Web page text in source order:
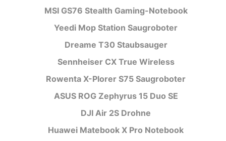
MSI GS76 Stealth Gaming-Notebook
Yeedi Mop Station Saugroboter
Dreame T30 Staubsauger
Sennheiser CX True Wireless
Rowenta X-Plorer S75 Saugroboter
ASUS ROG Zephyrus 15 Duo SE
DJI Air 2S Drohne
Huawei Matebook X Pro Notebook